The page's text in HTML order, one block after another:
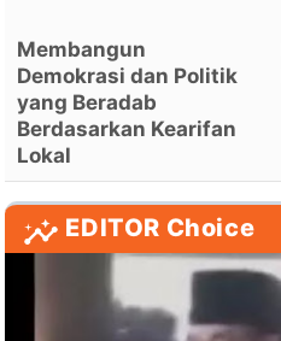
Membangun
Demokrasi dan Politik
yang Beradab
Berdasarkan Kearifan
Lokal
EDITOR Choice